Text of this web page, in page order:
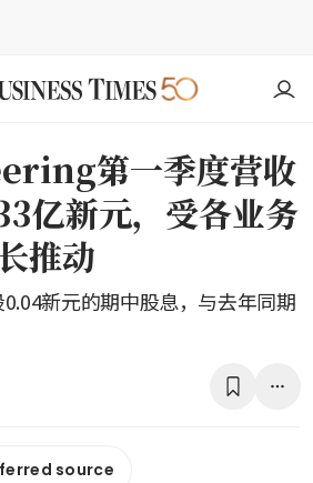
第一季度营收
亿新元，受各业务
推动
新元的期中股息，与去年同期
source